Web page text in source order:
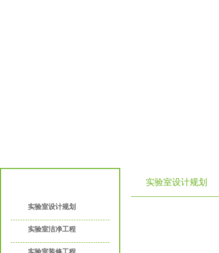
实验室设计规划
实验室洁净工程
实验室设计规划